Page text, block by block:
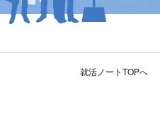
就活ノートTOPへ